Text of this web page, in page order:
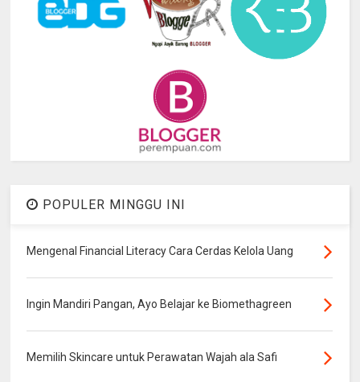
POPULER MINGGU INI
Mengenal Financial Literacy Cara Cerdas Kelola Uang
Ingin Mandiri Pangan, Ayo Belajar ke Biomethagreen
Memilih Skincare untuk Perawatan Wajah ala Safi